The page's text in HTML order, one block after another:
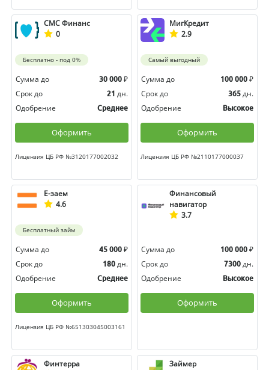
СМС Финанс
0
Бесплатно - под 0%
Сумма до 30 000 ₽
Срок до
21 дн.
Одобрение
Среднее
Оформить
Лицензия ЦБ РФ №3120177002032
МигКредит
2.9
Самый выгодный
Сумма до 100 000 ₽
Срок до
365 дн.
Одобрение
Высокое
Оформить
Лицензия ЦБ РФ №2110177000037
Е-заем
4.6
Бесплатный займ
Сумма до 45 000 ₽
Срок до
180 дн.
Одобрение
Среднее
Оформить
Лицензия ЦБ РФ №651303045003161
Финансовый
навигатор
3.7
Сумма до 100 000 ₽
Срок до
7300 дн.
Одобрение
Высокое
Оформить
Финтерра
Займер